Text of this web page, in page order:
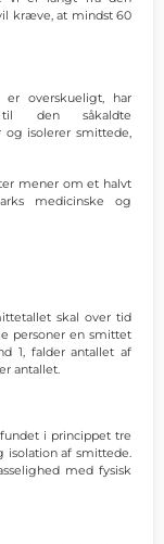
kræve, at mindst 60
overskueligt, har
den såkaldte
og isolerer smittede,
mener om et halvt
medicinske og
skal over tid
personer en smittet
1, falder antallet af
antallet.
i princippet tre
isolation af smittede.
med fysisk